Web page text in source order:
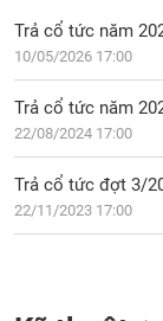
kỹ
thuật
sơ
doanh
Tin
tức
Trả cổ tức năm
10/05/2026 17:00
Trả cổ tức năm
22/08/2024 17:00
Trả cổ tức đợt 3/
22/11/2023 17:00
NGUYÊN
VẬT
LIỆU